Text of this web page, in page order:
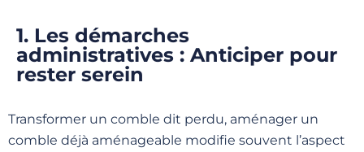
1. Les démarches
administratives : Anticiper pour
rester serein
Transformer un comble dit perdu, aménager un
comble déjà aménageable modifie souvent l’aspect